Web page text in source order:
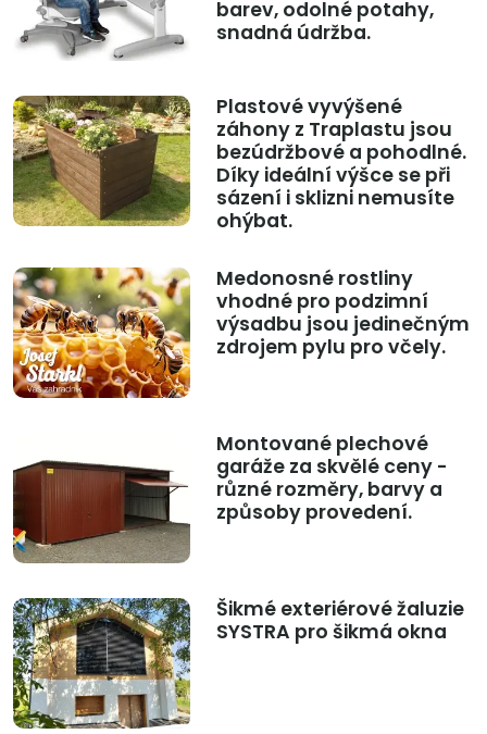
barev, odolné potahy,
snadná údržba.
Plastové vyvýšené
záhony z Traplastu jsou
bezúdržbové a pohodlné.
Díky ideální výšce se při
sázení i sklizni nemusíte
ohýbat.
Medonosné rostliny
vhodné pro podzimní
výsadbu jsou jedinečným
zdrojem pylu pro včely.
Montované plechové
garáže za skvělé ceny -
různé rozměry, barvy a
způsoby provedení.
Šikmé exteriérové žaluzie
SYSTRA pro šikmá okna